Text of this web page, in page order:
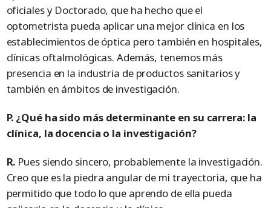
oficiales y Doctorado, que ha hecho que el
optometrista pueda aplicar una mejor clínica en los
establecimientos de óptica pero también en hospitales,
clínicas oftalmológicas. Además, tenemos más
presencia en la industria de productos sanitarios y
también en ámbitos de investigación.
P. ¿Qué ha sido más determinante en su carrera: la
clínica, la docencia o la investigación?
R. Pues siendo sincero, probablemente la investigación.
Creo que es la piedra angular de mi trayectoria, que ha
permitido que todo lo que aprendo de ella pueda